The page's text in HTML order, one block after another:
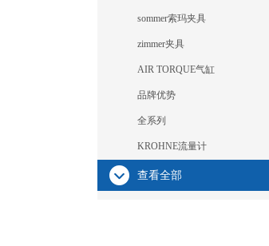
sommer索玛夹具
zimmer夹具
AIR TORQUE气缸
品牌优势
全系列
KROHNE流量计
查看全部